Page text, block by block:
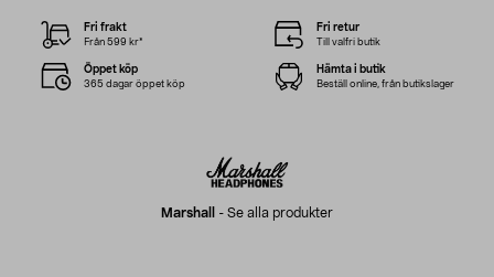
Marshall - Se alla produkter
Fri frakt
Från 599 kr*
Fri retur
Till valfri butik
Öppet köp
365 dagar öppet köp
Hämta i butik
Beställ online, från butikslager